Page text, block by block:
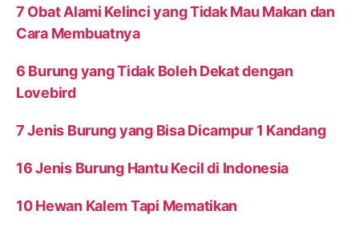
7 Obat Alami Kelinci yang Tidak Mau Makan dan
Cara Membuatnya
6 Burung yang Tidak Boleh Dekat dengan
Lovebird
7 Jenis Burung yang Bisa Dicampur 1 Kandang
16 Jenis Burung Hantu Kecil di Indonesia
10 Hewan Kalem Tapi Mematikan